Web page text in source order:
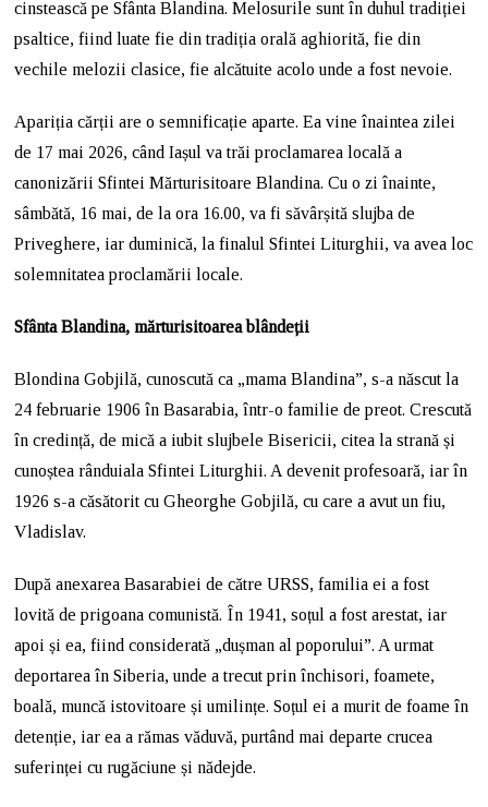
cinstească pe Sfânta Blandina. Melosurile sunt în duhul tradiției
psaltice, fiind luate fie din tradiția orală aghiorită, fie din
vechile melozii clasice, fie alcătuite acolo unde a fost nevoie.
Apariția cărții are o semnificație aparte. Ea vine înaintea zilei
de 17 mai 2026, când Iașul va trăi proclamarea locală a
canonizării Sfintei Mărturisitoare Blandina. Cu o zi înainte,
sâmbătă, 16 mai, de la ora 16.00, va fi săvârșită slujba de
Priveghere, iar duminică, la finalul Sfintei Liturghii, va avea loc
solemnitatea proclamării locale.
Sfânta Blandina, mărturisitoarea blândeții
Blondina Gobjilă, cunoscută ca „mama Blandina”, s-a născut la
24 februarie 1906 în Basarabia, într-o familie de preot. Crescută
în credință, de mică a iubit slujbele Bisericii, citea la strană și
cunoștea rânduiala Sfintei Liturghii. A devenit profesoară, iar în
1926 s-a căsătorit cu Gheorghe Gobjilă, cu care a avut un fiu,
Vladislav.
După anexarea Basarabiei de către URSS, familia ei a fost
lovită de prigoana comunistă. În 1941, soțul a fost arestat, iar
apoi și ea, fiind considerată „dușman al poporului”. A urmat
deportarea în Siberia, unde a trecut prin închisori, foamete,
boală, muncă istovitoare și umilințe. Soțul ei a murit de foame în
detenție, iar ea a rămas văduvă, purtând mai departe crucea
suferinței cu rugăciune și nădejde.